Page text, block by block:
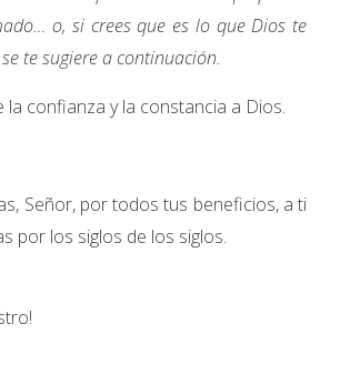
o, si crees que es lo que Dios te
te sugiere a continuación.
la confianza y la constancia a Dios.
Señor, por todos tus beneficios, a ti
por los siglos de los siglos.